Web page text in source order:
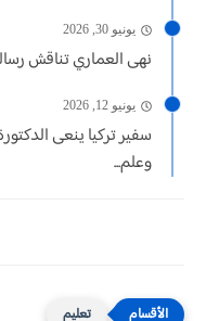
يونيو 30, 2026
نهى العماري تناقش
يونيو 12, 2026
سفير تركيا ينعى
وعلم...
تعليم